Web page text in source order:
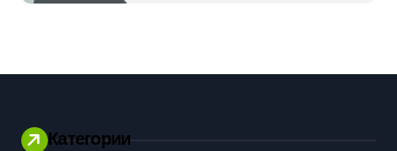
Категории